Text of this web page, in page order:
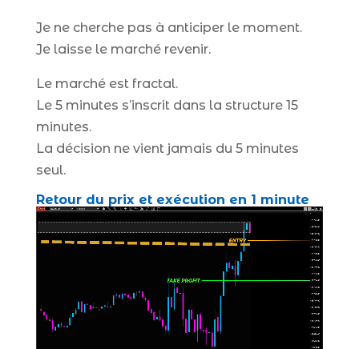
Je ne cherche pas à anticiper le moment.
Je laisse le marché revenir.
Le marché est fractal.
Le 5 minutes s’inscrit dans la structure 15
minutes.
La décision ne vient jamais du 5 minutes
seul.
Retour du prix et exécution en 1 minute